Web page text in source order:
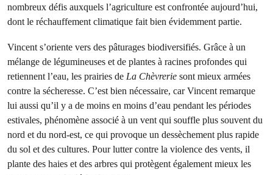
nombreux défis auxquels l’agriculture est confrontée aujourd’hui,
dont le réchauffement climatique fait bien évidemment partie.
Vincent s’oriente vers des pâturages biodiversifiés. Grâce à un
mélange de légumineuses et de plantes à racines profondes qui
retiennent l’eau, les prairies de La Chèvrerie sont mieux armées
contre la sécheresse. C’est bien nécessaire, car Vincent remarque
lui aussi qu’il y a de moins en moins d’eau pendant les périodes
estivales, phénomène associé à un vent qui souffle plus souvent du
nord et du nord-est, ce qui provoque un dessèchement plus rapide
du sol et des cultures. Pour lutter contre la violence des vents, il
plante des haies et des arbres qui protègent également mieux les